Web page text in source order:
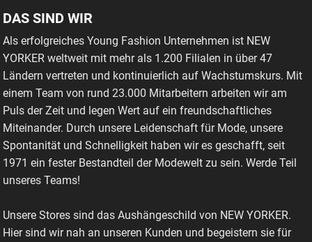
DAS SIND WIR
Als erfolgreiches Young Fashion Unternehmen ist NEW
YORKER weltweit mit mehr als 1.200 Filialen in über 47
Ländern vertreten und kontinuierlich auf Wachstumskurs. Mit
einem Team von rund 23.000 Mitarbeitern arbeiten wir am
Puls der Zeit und legen Wert auf ein freundschaftliches
Miteinander. Durch unsere Leidenschaft für Mode, unsere
Spontanität und Schnelligkeit haben wir es geschafft, seit
1971 ein fester Bestandteil der Modewelt zu sein. Werde Teil
unseres Teams!
Unsere Stores sind das Aushängeschild von NEW YORKER.
Hier sind wir nah an unseren Kunden und begeistern sie für